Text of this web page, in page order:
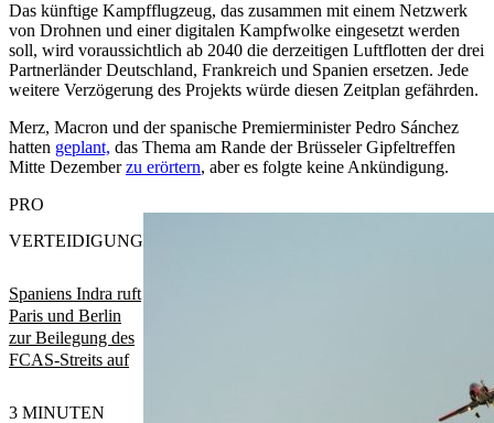
Das künftige Kampfflugzeug, das zusammen mit einem Netzwerk
von Drohnen und einer digitalen Kampfwolke eingesetzt werden
soll, wird voraussichtlich ab 2040 die derzeitigen Luftflotten der drei
Partnerländer Deutschland, Frankreich und Spanien ersetzen. Jede
weitere Verzögerung des Projekts würde diesen Zeitplan gefährden.
Merz, Macron und der spanische Premierminister Pedro Sánchez
hatten geplant, das Thema am Rande der Brüsseler Gipfeltreffen
Mitte Dezemberzu erörtern, aber es folgte keine Ankündigung.
Spaniens Indra ruft
Paris und Berlin
zur Beilegung des
FCAS-Streits auf
PRO
VERTEIDIGUNG
3 MINUTEN